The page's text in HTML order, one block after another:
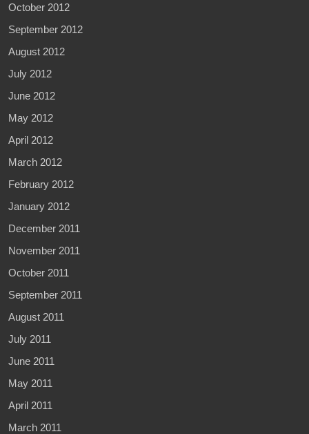
October 2012
September 2012
August 2012
July 2012
June 2012
May 2012
April 2012
March 2012
February 2012
January 2012
December 2011
November 2011
October 2011
September 2011
August 2011
July 2011
June 2011
May 2011
April 2011
March 2011